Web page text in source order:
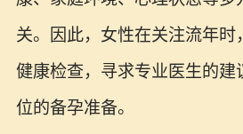
关。因此，女性在关注流年时
健康检查，寻求专业医生的建
位的备孕准备。